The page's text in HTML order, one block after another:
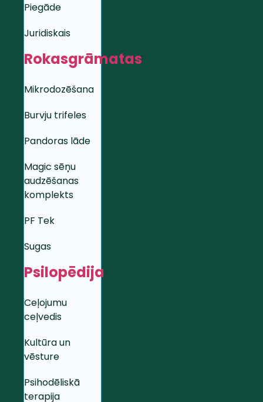
Piegāde
Juridiskais
Rokasgrāmatas
Mikrodozēšana
Burvju trifeles
Pandoras lāde
Magic sēņu
audzēšanas
komplekts
PF Tek
Sugas
Psilopēdija
Ceļojumu
ceļvedis
Kultūra un
vēsture
Psihodēliskā
terapija